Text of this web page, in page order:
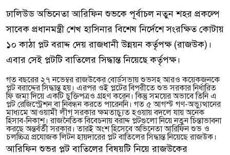
ঢালিউড অভিনেতা আরিফিন শুভকে পূর্বাচল নতুন শহর প্রকল্পে
সাবেক প্রধানমন্ত্রী শেখ হাসিনার বিশেষ নির্দেশে সংরক্ষিত কোটায়
১০ কাঠা প্লট বরাদ্দ দেয় রাজধানী উন্নয়ন কর্তৃপক্ষ (রাজউক)।
এবার সেই প্লটটি বাতিলের সিদ্ধান্ত নিয়েছে কর্তৃপক্ষ।
গত বছরের ২৭ নভেম্বর রাজউকের বোর্ডসভায় শুভসহ আরও কয়েকজনকে
প্লট বরাদ্দের সিদ্ধান্ত হয়। এরপর ওই প্লটের বিপরীতে শুভ সরকার নির্ধারিত
ফি জমা দিয়ে একটি চুক্তিপত্রও গ্রহণ করেন। কিন্তু সময়ের অভাবে তিনি এ
প্লট রেজিস্ট্রেশন বা নিবন্ধন করতে পারেননি। গত ৫ আগস্ট গণ-অভ্যুত্থানের
মাধ্যমে আওয়ামী লীগ সরকার ক্ষমতাচ্যুত হওয়ায় বদলে যায় অনেক
হিসাব-নিকাশ। রাজনৈতিক বিবেচনায় বরাদ্দ প্লটগুলো নিয়ে নতুন চিন্তাভাবনা
করছে অন্তর্বর্তী সরকার। তারই অংশ হিসেবে অভিনেতা আরিফিন শুভ ও
চলচ্চিত্র প্রযোজক লিটন হায়দারের প্লট বাতিলের সিদ্ধান্ত নিয়েছে রাজউক।
আরিফিন শুভর প্লট বাতিলের বিষয়টি নিয়ে রাজউকের